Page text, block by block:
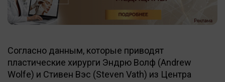
Согласно данным, которые приводят
пластические хирурги Эндрю Волф (Andrew
Wolfe) и Стивен Вэс (Steven Vath) из Центра